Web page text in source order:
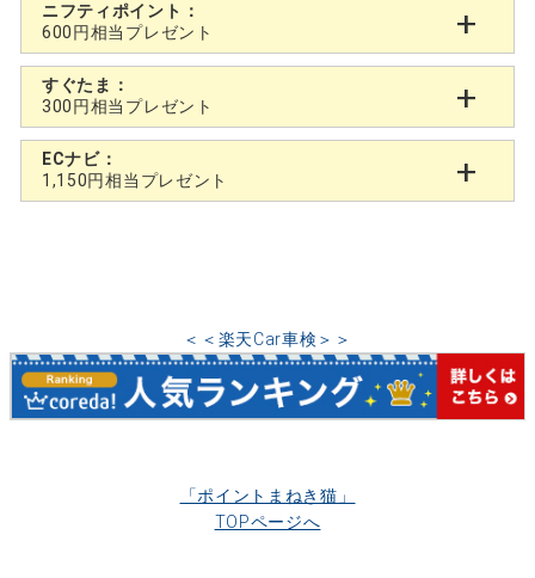
ニフティポイント：
600円相当プレゼント
すぐたま：
300円相当プレゼント
ECナビ：
1,150円相当プレゼント
＜＜楽天Car車検＞＞
「ポイントまねき猫」
TOPページへ